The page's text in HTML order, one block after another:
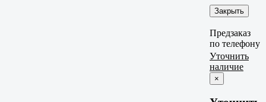
Закрыть
Предзаказ
по телефону
Уточнить
наличие
×